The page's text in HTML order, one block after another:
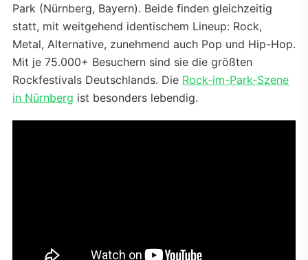
Park (Nürnberg, Bayern). Beide finden gleichzeitig
statt, mit weitgehend identischem Lineup: Rock,
Metal, Alternative, zunehmend auch Pop und Hip-Hop.
Mit je 75.000+ Besuchern sind sie die größten
Rockfestivals Deutschlands. Die Rock-im-Park-Szene
in Nürnberg ist besonders lebendig.